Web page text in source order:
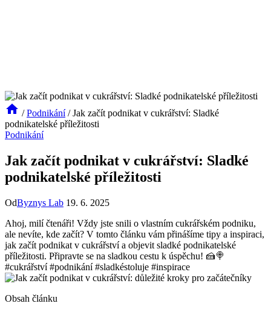
/ Podnikání / Jak začít podnikat v cukrářství: Sladké
podnikatelské příležitosti
Podnikání
Jak začít podnikat v cukrářství: Sladké
podnikatelské příležitosti
OdByznys Lab 19. 6. 2025
Ahoj, milí čtenáři! Vždy jste snili o vlastním cukrářském podniku,
ale nevíte, kde začít? V tomto článku vám přinášíme tipy a inspiraci,
jak začít podnikat v cukrářství a objevit sladké podnikatelské
příležitosti. Připravte se na sladkou cestu k úspěchu! 🍰🍭
#cukrářství #podnikání #sladkéstoluje #inspirace
Obsah článku